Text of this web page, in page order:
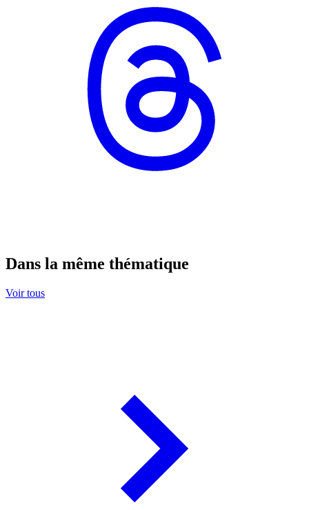
Dans la même thématique
Voir tous